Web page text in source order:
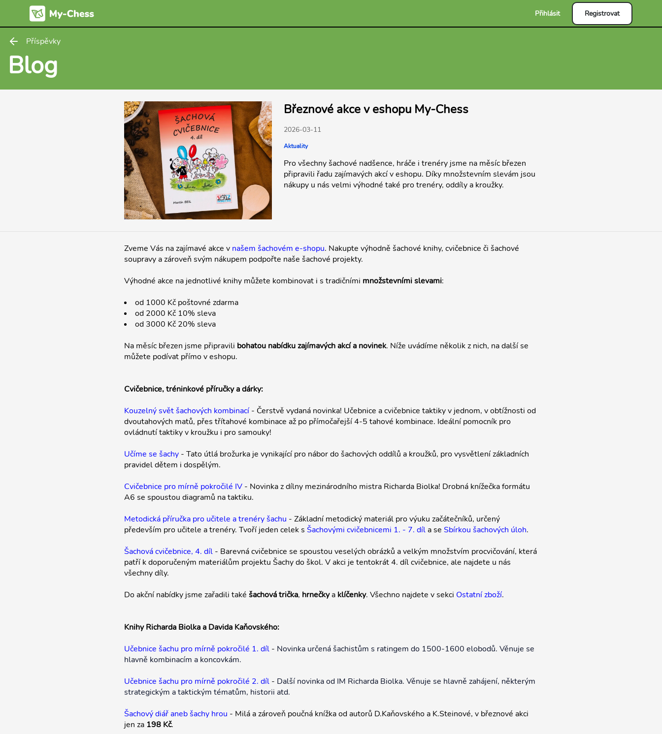
Přihlásit Registrovat
Příspěvky
Blog
Březnové akce v eshopu My-Chess
2026-03-11
Aktuality
Pro všechny šachové nadšence, hráče i trenéry jsme na měsíc březen
připravili řadu zajímavých akcí v eshopu. Díky množstevním slevám jsou
nákupy u nás velmi výhodné také pro trenéry, oddíly a kroužky.
Zveme Vás na zajímavé akce v našem šachovém e-shopu. Nakupte výhodně šachové knihy, cvičebnice či šachové
soupravy a zároveň svým nákupem podpořte naše šachové projekty.
Výhodné akce na jednotlivé knihy můžete kombinovat i s tradičními množstevními slevami:
od 1000 Kč poštovné zdarma
od 2000 Kč 10% sleva
od 3000 Kč 20% sleva
Na měsíc březen jsme připravili bohatou nabídku zajímavých akcí a novinek. Níže uvádíme několik z nich, na další se
můžete podívat přímo v eshopu.
Cvičebnice, tréninkové příručky a dárky:
Kouzelný svět šachových kombinací - Čerstvě vydaná novinka! Učebnice a cvičebnice taktiky v jednom, v obtížnosti od
dvoutahových matů, přes třítahové kombinace až po přímočařejší 4-5 tahové kombinace. Ideální pomocník pro
ovládnutí taktiky v kroužku i pro samouky!
Učíme se šachy - Tato útlá brožurka je vynikající pro nábor do šachových oddílů a kroužků, pro vysvětlení základních
pravidel dětem i dospělým.
Cvičebnice pro mírně pokročilé IV - Novinka z dílny mezinárodního mistra Richarda Biolka! Drobná knížečka formátu
A6 se spoustou diagramů na taktiku.
Metodická příručka pro učitele a trenéry šachu - Základní metodický materiál pro výuku začátečníků, určený
především pro učitele a trenéry. Tvoří jeden celek s Šachovými cvičebnicemi 1. - 7. díla se Sbírkou šachových úloh.
Šachová cvičebnice, 4. díl - Barevná cvičebnice se spoustou veselých obrázků a velkým množstvím procvičování, která
patří k doporučeným materiálům projektu Šachy do škol. V akci je tentokrát 4. díl cvičebnice, ale najdete u nás
všechny díly.
Do akční nabídky jsme zařadili také šachová trička, hrnečkya klíčenky. Všechno najdete v sekci Ostatní zboží.
Knihy Richarda Biolka a Davida Kaňovského:
Učebnice šachu pro mírně pokročilé 1. díl - Novinka určená šachistům s ratingem do 1500-1600 elobodů. Věnuje se
hlavně kombinacím a koncovkám.
Učebnice šachu pro mírně pokročilé 2. díl - Další novinka od IM Richarda Biolka. Věnuje se hlavně zahájení, některým
strategickým a taktickým tématům, historii atd.
Šachový diář aneb šachy hrou - Milá a zároveň poučná knížka od autorů D.Kaňovského a K.Steinové, v březnové akci
jen za 198 Kč.